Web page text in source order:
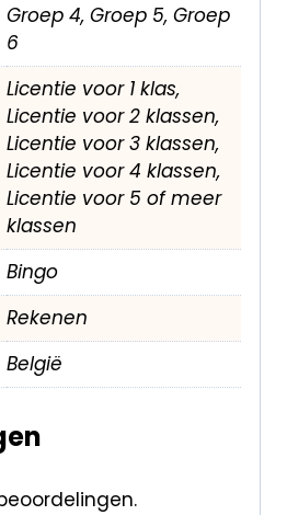
Groep 4, Groep 5, Groep
6
Licentie voor 1 klas,
Licentie voor 2 klassen,
Licentie voor 3 klassen,
Licentie voor 4 klassen,
Licentie voor 5 of meer
klassen
Bingo
Rekenen
België